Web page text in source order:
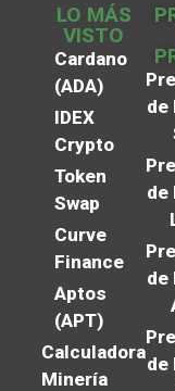
LO MÁS
VISTO
Cardano
(ADA)
IDEX
Crypto
Token
Swap
Curve
Finance
Aptos
(APT)
Calculadora
Minería
de
de
de
de